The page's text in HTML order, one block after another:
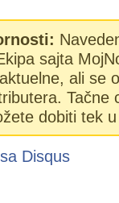
sajta
ali se
Tačne
dobiti tek
Disqus